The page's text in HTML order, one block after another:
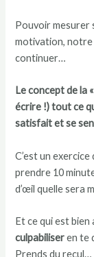
Pouvoir mesurer
motivation, notre
continuer…
Le concept de la
écrire !) tout ce
satisfait et se
C’est un
prendre 10
d’œil quelle sera
Et ce qui est
culpabiliseren te
Prends du recul…